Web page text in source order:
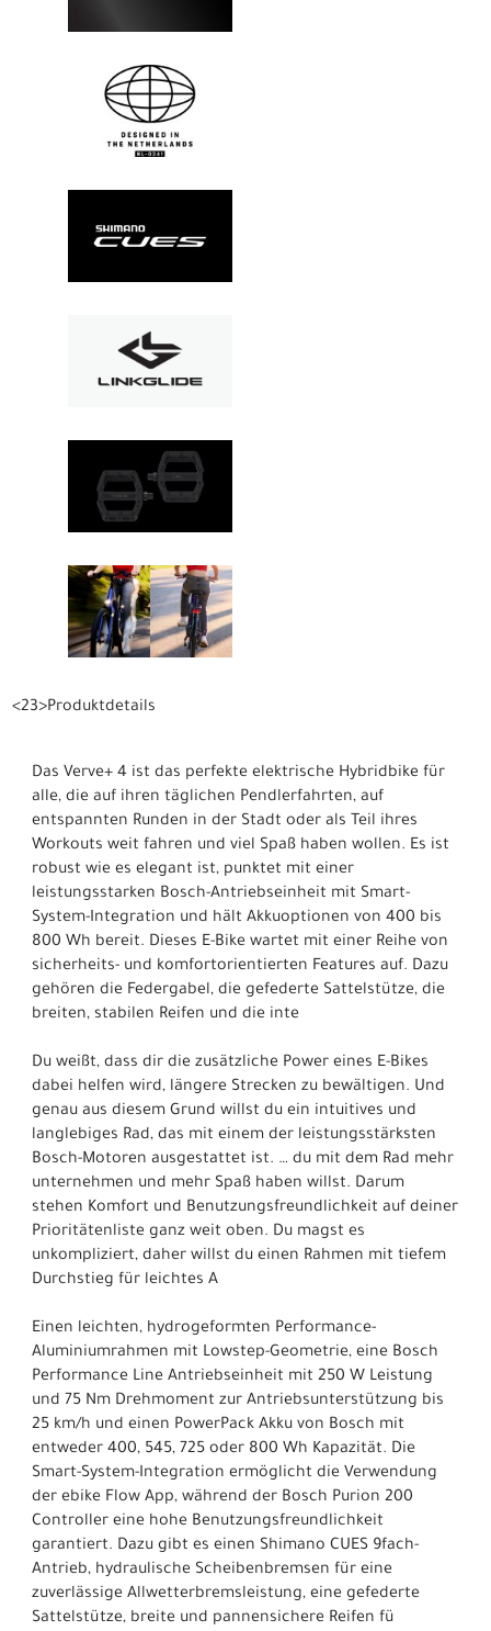
<23>Produktdetails
Das Verve+ 4 ist das perfekte elektrische Hybridbike für
alle, die auf ihren täglichen Pendlerfahrten, auf
entspannten Runden in der Stadt oder als Teil ihres
Workouts weit fahren und viel Spaß haben wollen. Es ist
robust wie es elegant ist, punktet mit einer
leistungsstarken Bosch-Antriebseinheit mit Smart-
System-Integration und hält Akkuoptionen von 400 bis
800 Wh bereit. Dieses E-Bike wartet mit einer Reihe von
sicherheits- und komfortorientierten Features auf. Dazu
gehören die Federgabel, die gefederte Sattelstütze, die
breiten, stabilen Reifen und die inte
Du weißt, dass dir die zusätzliche Power eines E-Bikes
dabei helfen wird, längere Strecken zu bewältigen. Und
genau aus diesem Grund willst du ein intuitives und
langlebiges Rad, das mit einem der leistungsstärksten
Bosch-Motoren ausgestattet ist. … du mit dem Rad mehr
unternehmen und mehr Spaß haben willst. Darum
stehen Komfort und Benutzungsfreundlichkeit auf deiner
Prioritätenliste ganz weit oben. Du magst es
unkompliziert, daher willst du einen Rahmen mit tiefem
Durchstieg für leichtes A
Einen leichten, hydrogeformten Performance-
Aluminiumrahmen mit Lowstep-Geometrie, eine Bosch
Performance Line Antriebseinheit mit 250 W Leistung
und 75 Nm Drehmoment zur Antriebsunterstützung bis
25 km/h und einen PowerPack Akku von Bosch mit
entweder 400, 545, 725 oder 800 Wh Kapazität. Die
Smart-System-Integration ermöglicht die Verwendung
der ebike Flow App, während der Bosch Purion 200
Controller eine hohe Benutzungsfreundlichkeit
garantiert. Dazu gibt es einen Shimano CUES 9fach-
Antrieb, hydraulische Scheibenbremsen für eine
zuverlässige Allwetterbremsleistung, eine gefederte
Sattelstütze, breite und pannensichere Reifen fü